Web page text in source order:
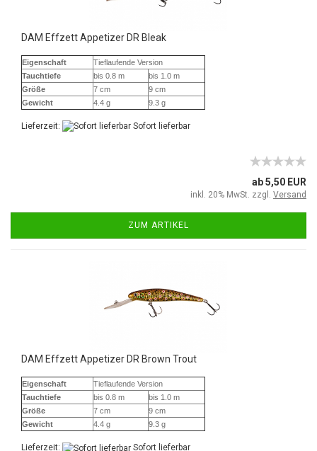
DAM Effzett Appetizer DR Bleak
Eigenschaft
Tieflaufende Version
Tauchtiefe
bis 0.8 m
bis 1.0 m
Größe
7 cm
9 cm
Gewicht
4.4 g 9.3 g
Lieferzeit: Sofort lieferbar
ab 5,50 EUR
inkl. 20% MwSt. zzgl. Versand
ZUM ARTIKEL
DAM Effzett Appetizer DR Brown Trout
Eigenschaft
Tieflaufende Version
Tauchtiefe
bis 0.8 m
bis 1.0 m
Größe
7 cm
9 cm
Gewicht
4.4 g 9.3 g
Lieferzeit: Sofort lieferbar